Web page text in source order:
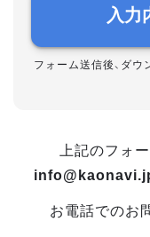
入力
フォーム送信後、ダ
上記のフォ
お電話でのお